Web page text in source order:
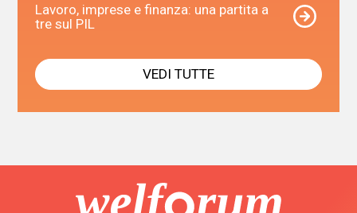
Lavoro, imprese e finanza: una partita a
tre sul PIL
VEDI TUTTE